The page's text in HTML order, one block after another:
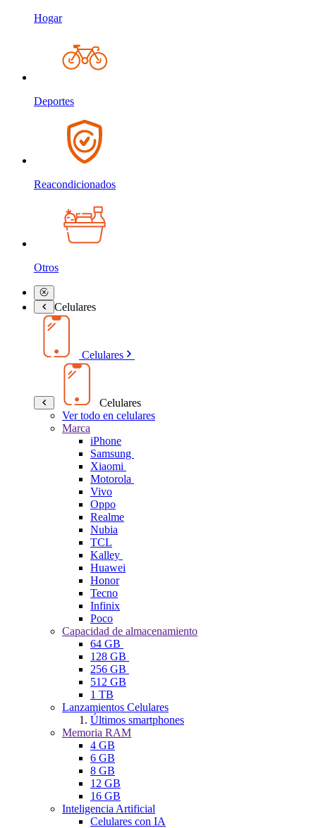
Hogar
Deportes
Reacondicionados
Otros
Celulares
Celulares
Celulares
Ver todo en celulares
Marca
iPhone
Samsung
Xiaomi
Motorola
Vivo
Oppo
Realme
Nubia
TCL
Kalley
Huawei
Honor
Tecno
Infinix
Poco
Capacidad de almacenamiento
64 GB
128 GB
256 GB
512 GB
1 TB
Lanzamientos Celulares
Últimos smartphones
Memoria RAM
4 GB
6 GB
8 GB
12 GB
16 GB
Inteligencia Artificial
Celulares con IA